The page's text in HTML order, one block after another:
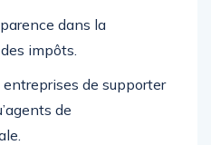
dans la
impôts.
entreprises de supporter
de